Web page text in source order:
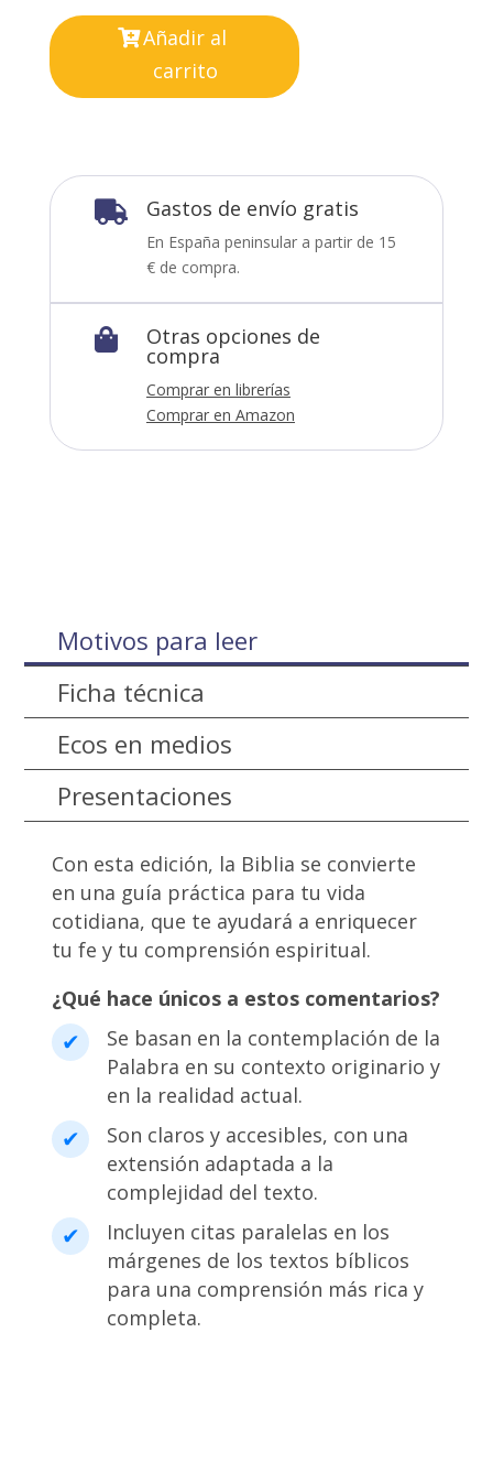
Añadir al
carrito
 Gastos de envío gratis
En España peninsular a partir de 15
€ de compra.
 Otras opciones de
compra
Comprar en librerías
Comprar en Amazon
Motivos para leer
Ficha técnica
Ecos en medios
Presentaciones
Con esta edición, la Biblia se convierte
en una guía práctica para tu vida
cotidiana, que te ayudará a enriquecer
tu fe y tu comprensión espiritual.
¿Qué hace únicos a estos comentarios?
Se basan en la contemplación de la
Palabra en su contexto originario y
en la realidad actual.
Son claros y accesibles, con una
extensión adaptada a la
complejidad del texto.
Incluyen citas paralelas en los
márgenes de los textos bíblicos
para una comprensión más rica y
completa.